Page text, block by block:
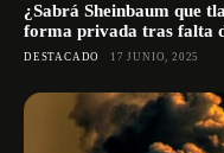
¿Sabrá Sheinbaum que
forma privada tras falta
DESTACADO 17 JUNIO, 2025